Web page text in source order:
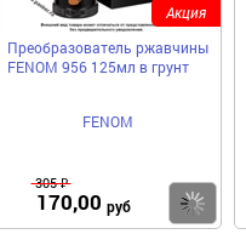
Купить
Преобразователь ржавчины
FENOM 956 125мл в грунт
FENOM
305 ₽
170,00 руб
Акция